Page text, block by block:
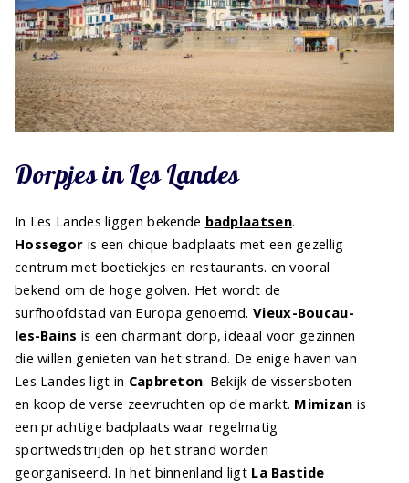
Dorpjes in Les Landes
In Les Landes liggen bekende badplaatsen.
Hossegor is een chique badplaats met een gezellig
centrum met boetiekjes en restaurants. en vooral
bekend om de hoge golven. Het wordt de
surfhoofdstad van Europa genoemd.Vieux-Boucau-
les-Bains is een charmant dorp, ideaal voor gezinnen
die willen genieten van het strand. De enige haven van
Les Landes ligt in Capbreton. Bekijk de vissersboten
en koop de verse zeevruchten op de markt. Mimizan is
een prachtige badplaats waar regelmatig
sportwedstrijden op het strand worden
georganiseerd. In het binnenland ligt La Bastide